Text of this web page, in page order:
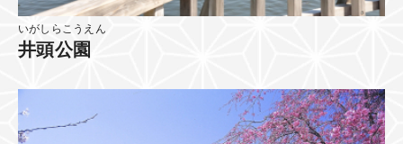
いがしらこうえん
井頭公園